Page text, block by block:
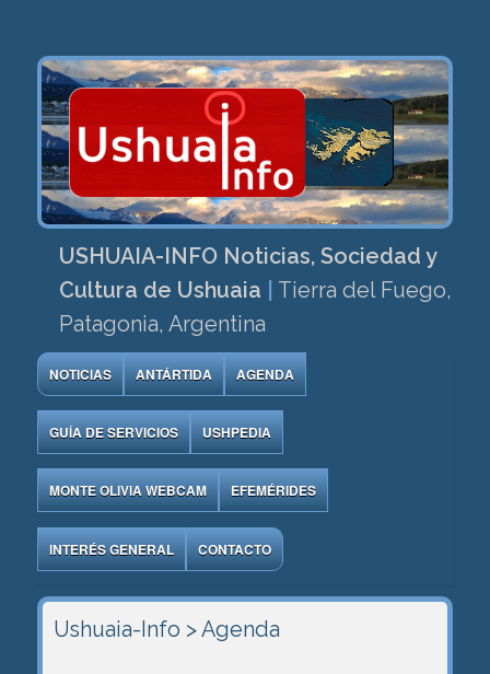
USHUAIA-INFO Noticias, Sociedad y
Cultura de Ushuaia
Tierra del Fuego,
Patagonia, Argentina
NOTICIAS ANTÁRTIDA AGENDA
GUÍA DE SERVICIOS USHPEDIA
MONTE OLIVIA WEBCAM EFEMÉRIDES
INTERÉS GENERAL CONTACTO
Ushuaia-Info > Agenda